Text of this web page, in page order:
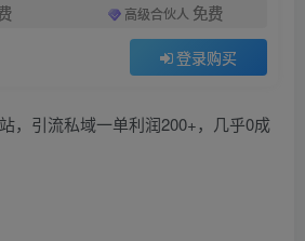
高级合伙人 免费
登录购买
，引流私域一单利润200+，几乎0成